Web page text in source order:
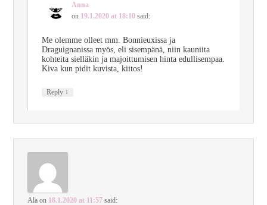
Anna
on 19.1.2020 at 18:10 said:
Me olemme olleet mm. Bonnieuxissa ja
Draguignanissa myös, eli sisempänä, niin kauniita
kohteita sielläkin ja majoittumisen hinta edullisempaa.
Kiva kun pidit kuvista, kiitos!
Reply ↓
Ala on 18.1.2020 at 11:57 said: